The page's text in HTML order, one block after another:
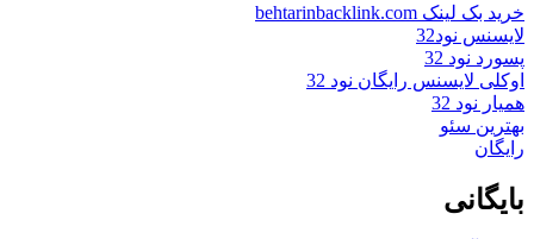
خرید بک لینک behtarinbacklink.com
لایسنس نود32
پسورد نود 32
اوکلی لایسنس رایگان نود 32
همیار نود 32
بهترین سئو
رایگان
بایگانی